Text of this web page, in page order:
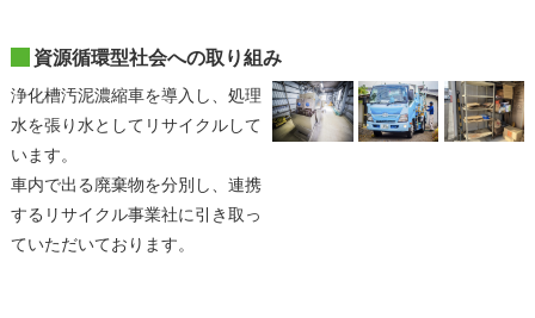
資源循環型社会への取り組み
浄化槽汚泥濃縮車を導入し、処理
水を張り水としてリサイクルして
います。
車内で出る廃棄物を分別し、連携
するリサイクル事業社に引き取っ
ていただいております。